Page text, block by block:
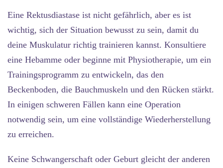
Eine Rektusdiastase ist nicht gefährlich, aber es ist
wichtig, sich der Situation bewusst zu sein, damit du
deine Muskulatur richtig trainieren kannst. Konsultiere
eine Hebamme oder beginne mit Physiotherapie, um ein
Trainingsprogramm zu entwickeln, das den
Beckenboden, die Bauchmuskeln und den Rücken stärkt.
In einigen schweren Fällen kann eine Operation
notwendig sein, um eine vollständige Wiederherstellung
zu erreichen.
Keine Schwangerschaft oder Geburt gleicht der anderen